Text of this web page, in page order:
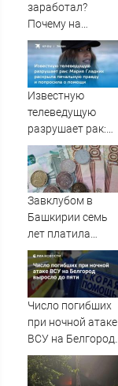
заработал?
Почему на
Украине кратно
увеличилась
точность
попаданий по
Известную
телеведущую
разрушает рак:
Мария Гладких
раскрыла
печальную
правду и
попросила о
Завклубом в
Башкирии семь
лет платила
зарплату мужу-
прогульщику
Число погибших
при ночной атаке
ВСУ на Белгород
выросло до пяти